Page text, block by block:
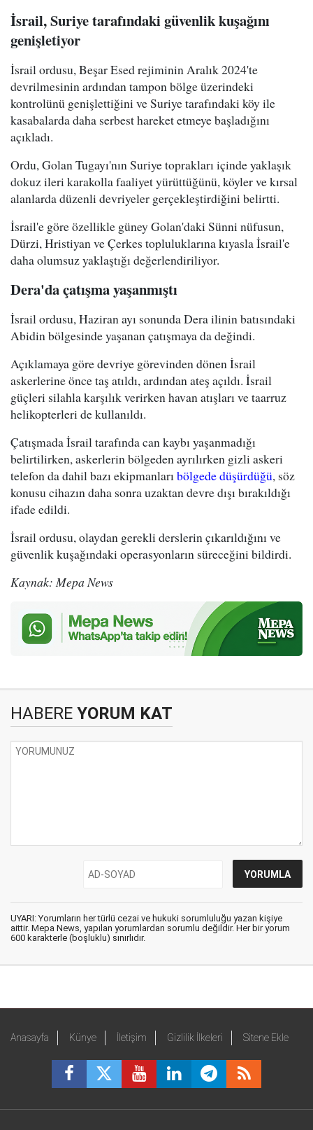
İsrail, Suriye tarafındaki güvenlik kuşağını
genişletiyor
İsrail ordusu, Beşar Esed rejiminin Aralık 2024'te
devrilmesinin ardından tampon bölge üzerindeki
kontrolünü genişlettiğini ve Suriye tarafındaki köy ile
kasabalarda daha serbest hareket etmeye başladığını
açıkladı.
Ordu, Golan Tugayı'nın Suriye toprakları içinde yaklaşık
dokuz ileri karakolla faaliyet yürüttüğünü, köyler ve kırsal
alanlarda düzenli devriyeler gerçekleştirdiğini belirtti.
İsrail'e göre özellikle güney Golan'daki Sünni nüfusun,
Dürzi, Hristiyan ve Çerkes topluluklarına kıyasla İsrail'e
daha olumsuz yaklaştığı değerlendiriliyor.
Dera'da çatışma yaşanmıştı
İsrail ordusu, Haziran ayı sonunda Dera ilinin batısındaki
Abidin bölgesinde yaşanan çatışmaya da değindi.
Açıklamaya göre devriye görevinden dönen İsrail
askerlerine önce taş atıldı, ardından ateş açıldı. İsrail
güçleri silahla karşılık verirken havan atışları ve taarruz
helikopterleri de kullanıldı.
Çatışmada İsrail tarafında can kaybı yaşanmadığı
belirtilirken, askerlerin bölgeden ayrılırken gizli askeri
telefon da dahil bazı ekipmanlarıbölgede düşürdüğü, söz
konusu cihazın daha sonra uzaktan devre dışı bırakıldığı
ifade edildi.
İsrail ordusu, olaydan gerekli derslerin çıkarıldığını ve
güvenlik kuşağındaki operasyonların süreceğini bildirdi.
Kaynak: Mepa News
HABERE YORUM KAT
UYARI: Yorumların her türlü cezai ve hukuki sorumluluğu yazan kişiye
aittir. Mepa News, yapılan yorumlardan sorumlu değildir. Her bir yorum
600 karakterle (boşluklu) sınırlıdır.
Anasayfa Künye İletişim Gizlilik İlkeleri Sitene Ekle